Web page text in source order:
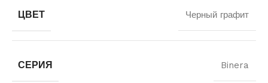
ЦВЕТ Черный графит
СЕРИЯ Binera